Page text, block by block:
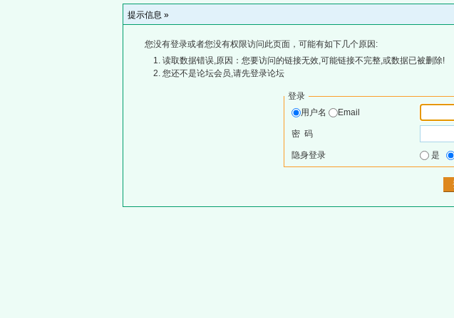
提示信息 »
您没有登录或者您没有权限访问此页面，可能有如下几个原因:
读取数据错误,原因：您要访问的链接无效,可能链接不完整,或数据已被删除!
您还不是论坛会员,请先登录论坛
登录
用户名
Email
密 码
隐身登录 是